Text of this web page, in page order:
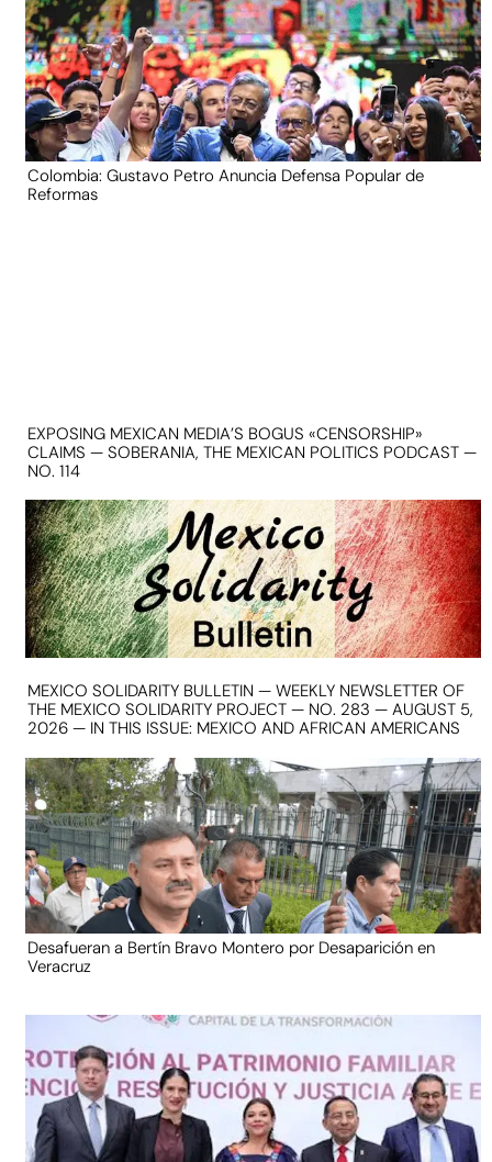
Colombia: Gustavo Petro Anuncia Defensa Popular de
Reformas
EXPOSING MEXICAN MEDIA’S BOGUS «CENSORSHIP»
CLAIMS — SOBERANIA, THE MEXICAN POLITICS PODCAST —
NO. 114
MEXICO SOLIDARITY BULLETIN — WEEKLY NEWSLETTER OF
THE MEXICO SOLIDARITY PROJECT — NO. 283 — AUGUST 5,
2026 — IN THIS ISSUE: MEXICO AND AFRICAN AMERICANS
Desafueran a Bertín Bravo Montero por Desaparición en
Veracruz